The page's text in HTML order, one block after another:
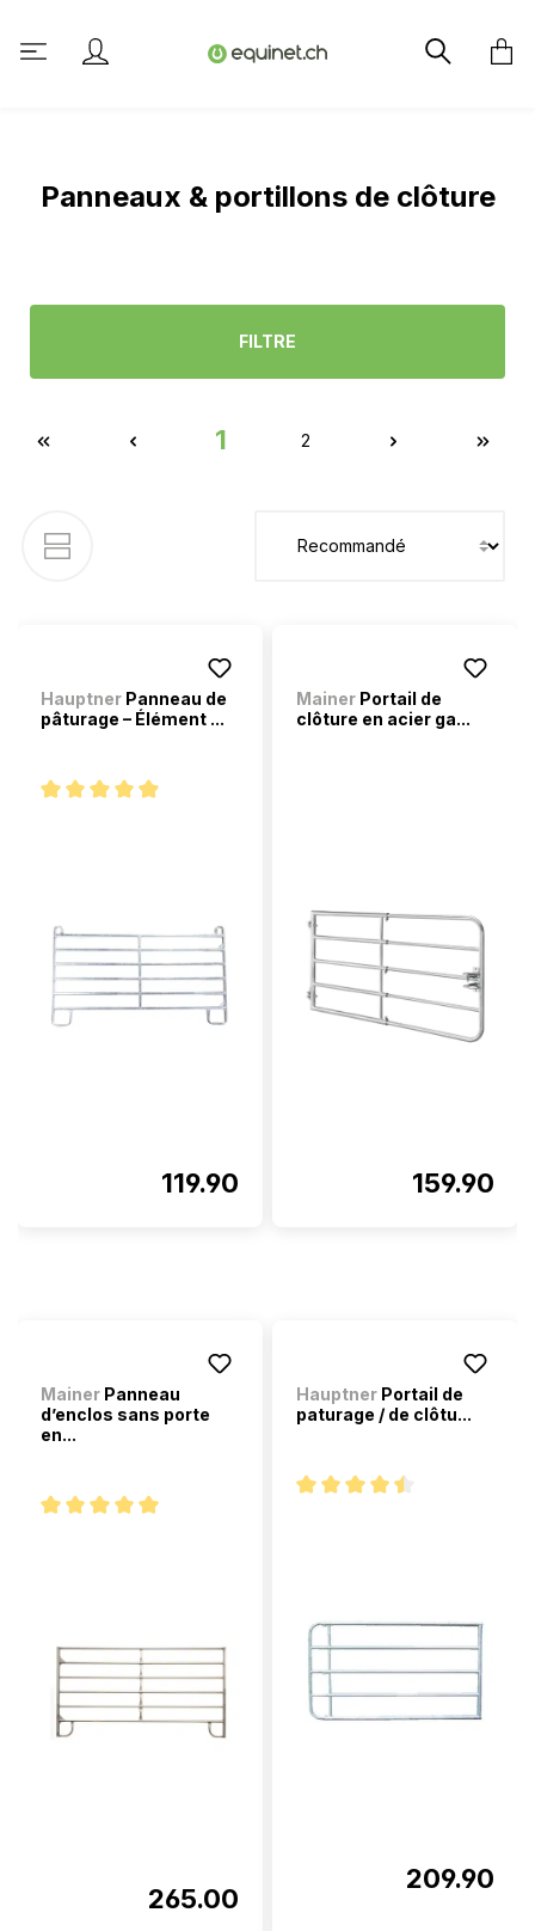
Panneaux & portillons de clôture
FILTRE
1 2
Hauptner Panneau de
pâturage – Élément ...
119.90
Mainer Portail de
clôture en acier ga...
159.90
Mainer Panneau
d’enclos sans porte
en...
265.00
Hauptner Portail de
paturage / de clôtu...
209.90